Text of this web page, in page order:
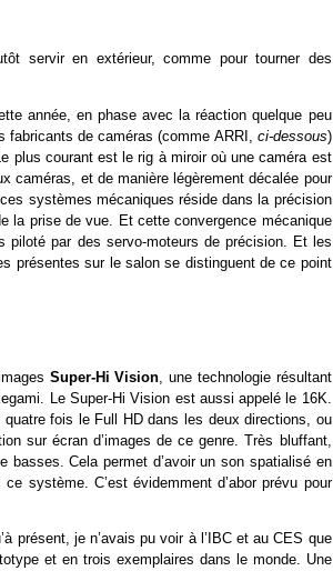
servir en extérieur, comme pour tourner des
année, en phase avec la réaction quelque peu
de caméras (comme ARRI, ci-dessous)
plus courant est le rig à miroir où une caméra est
caméras, et de manière légèrement décalée pour
systèmes mécaniques réside dans la précision
la prise de vue. Et cette convergence mécanique
par des servo-moteurs de précision. Et les
présentes sur le salon se distinguent de ce point
Super-Hi Vision , une technologie résultant
Le Super-Hi Vision est aussi appelé le 16K.
fois le Full HD dans les deux directions, ou
sur écran d’images de ce genre. Très bluffant,
basses. Cela permet d’avoir un son spatialisé en
système. C’est évidemment d’abor prévu pour
présent, je n’avais pu voir à l’IBC et au CES que
et en trois exemplaires dans le monde. Une